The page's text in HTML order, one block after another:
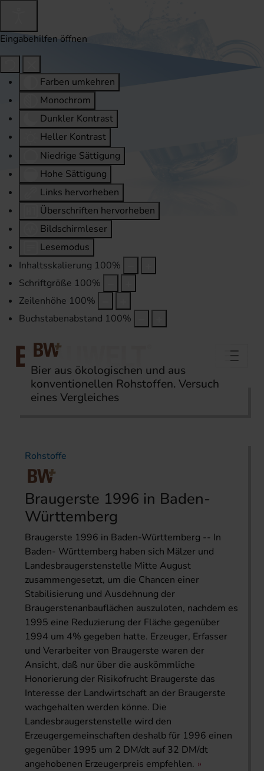
Eingabehilfen öffnen
Farben umkehren
Monochrom
Dunkler Kontrast
Heller Kontrast
Niedrige Sättigung
Hohe Sättigung
Links hervorheben
Überschriften hervorheben
Bildschirmleser
Lesemodus
Inhaltsskalierung 100%
Schriftgröße 100%
Zeilenhöhe 100%
Buchstabenabstand 100%
Startseite Themen Rohstoffe
Bier aus ökologischen und aus
konventionellen Rohstoffen. Versuch
eines Vergleiches
Rohstoffe
Braugerste 1996 in Baden-
Württemberg
Braugerste 1996 in Baden-Württemberg -- In
Baden- Württemberg haben sich Mälzer und
Landesbraugerstenstelle Mitte August
zusammengesetzt, um die Chancen einer
Stabilisierung und Ausdehnung der
Braugerstenanbauflächen auszuloten, nachdem es
1995 eine Reduzierung der Fläche gegenüber
1994 um 4% gegeben hatte. Erzeuger, Erfasser
und Verarbeiter von Braugerste waren der
Ansicht, daß nur über die auskömmliche
Honorierung der Risikofrucht Braugerste das
Interesse der Landwirtschaft an der Braugerste
wachgehalten werden könne. Die
Landesbraugerstenstelle wird den
Erzeugergemeinschaften deshalb für 1996 einen
gegenüber 1995 um 2 DM/dt auf 32 DM/dt
angehobenen Erzeugerpreis empfehlen.